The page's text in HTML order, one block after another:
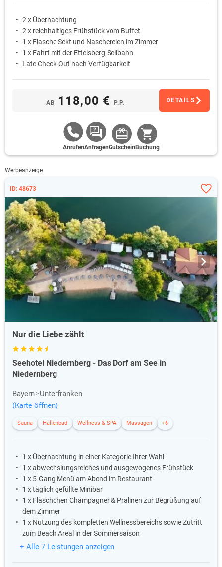
2 x Übernachtung
2 x reichhaltiges Frühstück vom Buffet
1 x Flasche Sekt und Naschereien im Zimmer
1 x Fahrt mit der Ettelsberg-Seilbahn
Late Check-Out nach Verfügbarkeit
AB 118,00 € P.P. DETAILS
AnrufenAnfragenGutschein Buchung
Werbeanzeige
ID: 48673
Nur die Liebe zählt
Seehotel Niedernberg - Das Dorf am See in
Niedernberg
Bayern
Unterfranken
(Karte öffnen)
Sauna Hallenbad Wellness & SPA Massagen +6
1 x Übernachtung in einer Kategorie Ihrer Wahl
1 x abwechslungsreiches und ausgewogenes Frühstück
1 x 5-Gang Menü am Abend im Restaurant
1 x täglich gefüllte Minibar
1 x Fläschchen Champagner & Pralinen zur Begrüßung auf
dem Zimmer
1 x Nutzung des kompletten Wellnessbereichs sowie Zutritt
zum Beach Areal in der Sommersaison
+ Alle 7 Leistungen anzeigen